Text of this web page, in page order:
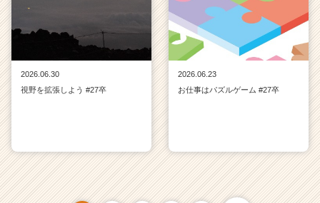
2026.06.30
視野を拡張しよう #27卒
2026.06.23
お仕事はパズルゲーム #27卒